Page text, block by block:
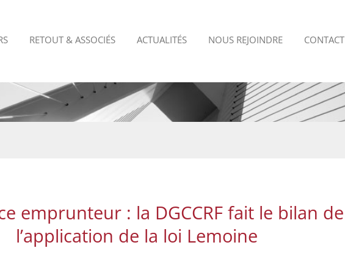
RETOUT & ASSOCIÉS ACTUALITÉS NOUS REJOINDRE CONTACT
emprunteur : la DGCCRF fait le bilan de
l’application de la loi Lemoine